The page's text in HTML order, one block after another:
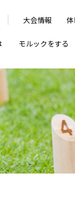
大会情報
モルックをする